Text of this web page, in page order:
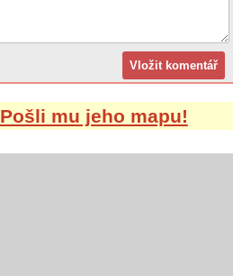
Pošli mu jeho mapu!